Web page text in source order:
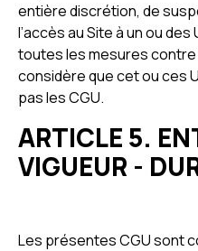
entière discrétion, de
l’accès au Site à un ou
toutes les mesures contre
considère que cet ou ces
pas les CGU.
ARTICLE 5.
VIGUEUR -
Les présentes CGU sont